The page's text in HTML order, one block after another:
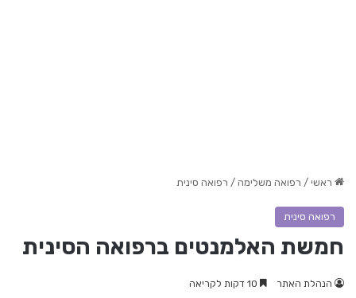
ראשי / רפואה משלימה / רפואה סינית
רפואה סינית
חמשת האלמנטים ברפואה הסינית
הנהלת האתר